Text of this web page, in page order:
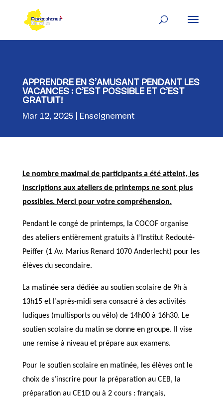
content
APPRENDRE EN S’AMUSANT PENDANT LES
VACANCES : C’EST POSSIBLE ET C’EST
GRATUIT!
Mar 12, 2025 Enseignement
Le nombre maximal de participants a été atteint, les
inscriptions aux ateliers de printemps ne sont plus
possibles. Merci pour votre compréhension.
Pendant le congé de printemps, la COCOF organise
des ateliers entièrement gratuits à l’Institut Redouté-
Peiffer (1 Av. Marius Renard 1070 Anderlecht) pour les
élèves du secondaire.
La matinée sera dédiée au soutien scolaire de 9h à
13h15 et l’après-midi sera consacré à des activités
ludiques (multisports ou vélo) de 14h00 à 16h30. Le
soutien scolaire du matin se donne en groupe. Il vise
une remise à niveau et prépare aux examens.
Pour le soutien scolaire en matinée, les élèves ont le
choix de s’inscrire pour la préparation au CEB, la
préparation au CE1D ou à 2 cours : français,